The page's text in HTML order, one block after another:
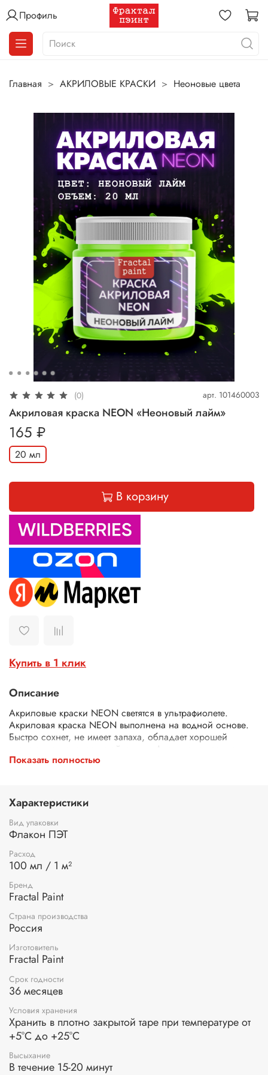
Профиль
Главная АКРИЛОВЫЕ КРАСКИ Неоновые цвета
(0) арт. 101460003
Акриловая краска NEON «Неоновый лайм»
165 ₽
20 мл
В корзину
Купить в 1 клик
Описание
Акриловые краски NEON светятся в ультрафиолете.
Акриловая краска NEON выполнена на водной основе.
Быстро сохнет, не имеет запаха, обладает хорошей
укрывистостью и светостойкостью. Акриловые краски
NEON подходят для декоративно-прикладных и
и других дизайнерских работах. Отлично ложатся на
различных поверхностях: холст, картон, дерево, стекло и
др. Краски смешиваются между собой в любых
соотношениях.
Применение:
взболтайте краску, разбавьте водой при необходимости.
Нанесите краску на поверхность синтетической кистью
или с помощью губки. Краска сохнет в течение 15-20
минут. По окончании работ промойте инструменты под
теплой водой.
Показать полностью
Характеристики
Вид упаковки
Флакон ПЭТ
Расход
100 мл / 1 м²
Бренд
Fractal Paint
Страна производства
Россия
Изготовитель
Fractal Paint
Срок годности
36 месяцев
Условия хранения
Хранить в плотно закрытой таре при температуре от
+5°С до +25°С
Высыхание
В течение 15-20 минут